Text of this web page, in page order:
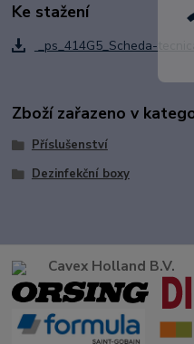
Ke stažení
_ps_414G5_Scheda-
Zboží zařazeno v
Příslušenství
Dezinfekční boxy
Cavex Holland B.V.